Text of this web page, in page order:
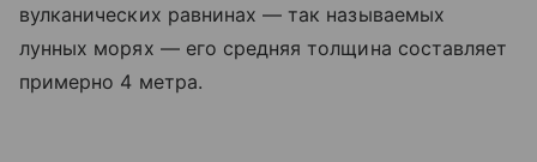
вулканических равнинах — так называемых
лунных морях — его средняя толщина составляет
примерно 4 метра.